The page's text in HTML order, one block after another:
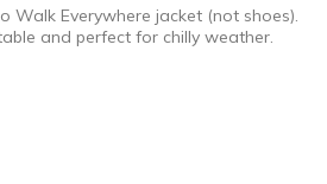
Walk Everywhere jacket (not shoes).
and perfect for chilly weather.